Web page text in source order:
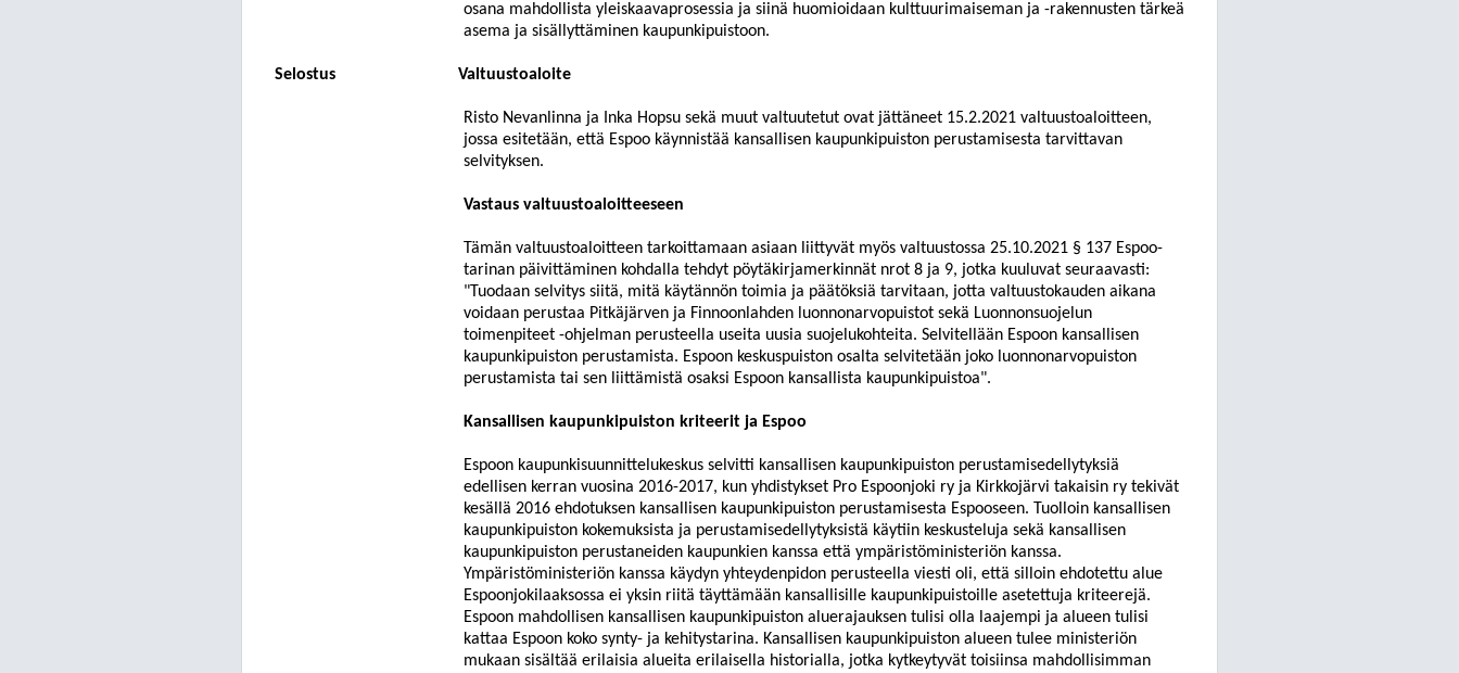
osana mahdollista yleiskaavaprosessia ja siinä huomioidaan kulttuurimaiseman ja -rakennusten tärkeä
asema ja sisällyttäminen kaupunkipuistoon.
Selostus Valtuustoaloite
Risto Nevanlinna ja Inka Hopsu sekä muut valtuutetut ovat jättäneet 15.2.2021valtuustoaloitteen,
jossa esitetään, että Espoo käynnistää kansallisen kaupunkipuiston perustamisesta tarvittavan
selvityksen.
Vastaus valtuustoaloitteeseen
Tämän valtuustoaloitteen tarkoittamaan asiaan liittyvät myös valtuustossa 25.10.2021 § 137 Espoo-
tarinan päivittäminen kohdalla tehdyt pöytäkirjamerkinnät nrot8 ja 9, jotka kuuluvat seuraavasti:
"Tuodaan selvitys siitä, mitä käytännön toimia ja päätöksiä tarvitaan, jotta valtuustokauden aikana
voidaan perustaa Pitkäjärven ja Finnoonlahdenluonnonarvopuistot sekä Luonnonsuojelun
toimenpiteet -ohjelman perusteella useita uusia suojelukohteita. Selvitellään Espoon kansallisen
kaupunkipuiston perustamista. Espoon keskuspuiston osalta selvitetään joko luonnonarvopuiston
perustamista tai sen liittämistä osaksi Espoon kansallista kaupunkipuistoa".
Kansallisen kaupunkipuiston kriteerit ja Espoo
Espoon kaupunkisuunnittelukeskus selvitti kansallisen kaupunkipuistonperustamisedellytyksiä
edellisen kerran vuosina 2016-2017, kun yhdistykset Pro Espoonjoki ry ja Kirkkojärvi takaisin ry tekivät
kesällä 2016 ehdotuksen kansallisen kaupunkipuiston perustamisesta Espooseen. Tuolloin kansallisen
kaupunkipuiston kokemuksista ja perustamisedellytyksistä käytiin keskusteluja sekä kansallisen
kaupunkipuiston perustaneiden kaupunkien kanssa että ympäristöministeriön kanssa.
Ympäristöministeriön kanssa käydyn yhteydenpidon perusteella viesti oli, että silloin ehdotettu alue
Espoonjokilaaksossa ei yksin riitä täyttämään kansallisille kaupunkipuistoille asetettuja kriteerejä.
Espoon mahdollisen kansallisen kaupunkipuiston aluerajauksen tulisi olla laajempi ja alueen tulisi
kattaa Espoon koko synty- ja kehitystarina. Kansallisen kaupunkipuiston alueen tulee ministeriön
mukaan sisältää erilaisia alueita erilaisella historialla, jotka kytkeytyvät toisiinsa mahdollisimman